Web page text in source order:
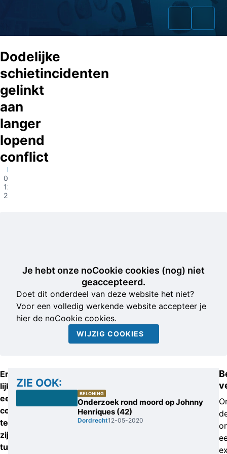
Home
Fraudeurs
Opsporingslijst
Dodelijke
schietincidenten
gelinkt
aan
langer
lopend
conflict
Dordrecht
06-
12-
2022
Je hebt onze noCookie cookies (nog) niet
geaccepteerd.
Doet dit onderdeel van deze website het niet?
Voor een volledig werkende website accepteer je
hier de noCookie cookies.
WIJZIG COOKIES
Er
lijkt
een
connectie
te
zijn
tussen
ZIE OOK:
BELONING
Onderzoek rond moord op Johnny
Henriques (42)
Dordrecht12-05-2020